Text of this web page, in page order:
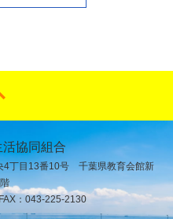
協同組合
丁目13番10号 千葉県教育会館新
：043-225-2130